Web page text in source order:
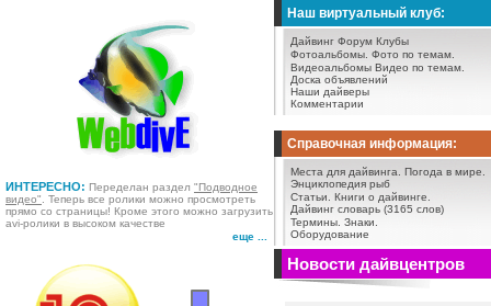
ИНТЕРЕСНО: Переделан раздел "Подводное
видео" . Теперь все ролики можно просмотреть
прямо со страницы! Кроме этого можно загрузить
avi-ролики в высоком качестве
еще ...
Наш виртуальный клуб:
Дайвинг Форум Клубы
Фотоальбомы. Фото по темам.
Видеоальбомы Видео по темам.
Доска объявлений
Наши дайверы
Комментарии
Справочная информация:
Места для дайвинга.
Погода в мире.
Энциклопедия рыб
Статьи.
Книги о дайвинге.
Дайвинг словарь (3165 слов)
Термины. Знаки.
Оборудование
Новости дайвцентров